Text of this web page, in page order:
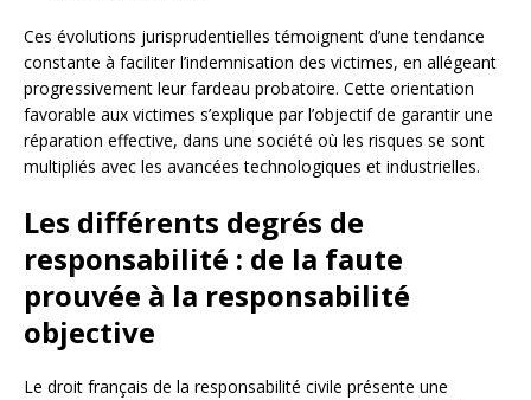
Ces évolutions jurisprudentielles témoignent d’une tendance
constante à faciliter l’indemnisation des victimes, en allégeant
progressivement leur fardeau probatoire. Cette orientation
favorable aux victimes s’explique par l’objectif de garantir une
réparation effective, dans une société où les risques se sont
multipliés avec les avancées technologiques et industrielles.
Les différents degrés de
responsabilité : de la faute
prouvée à la responsabilité
objective
Le droit français de la responsabilité civile présente une